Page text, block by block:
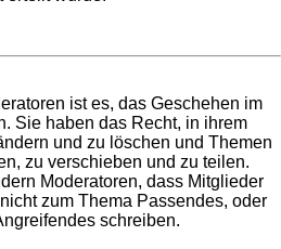
ist es, das Geschehen im
Sie haben das Recht, in ihrem
und zu löschen und Themen
zu verschieben und zu teilen.
Moderatoren, dass Mitglieder
zum Thema Passendes, oder
schreiben.